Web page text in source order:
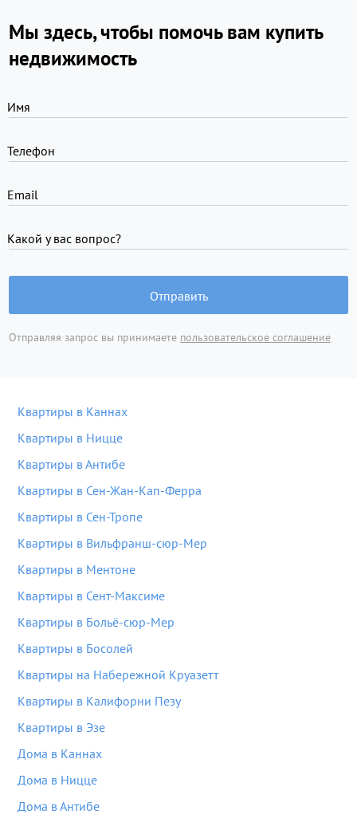
Мы здесь, чтобы помочь вам купить
недвижимость
Имя
Телефон
Email
Какой у вас вопрос?
Отправить
Отправляя запрос вы принимаете пользовательское соглашение
Квартиры в Каннах
Квартиры в Ницце
Квартиры в Антибе
Квартиры в Сен-Жан-Кап-Ферра
Квартиры в Сен-Тропе
Квартиры в Вильфранш-сюр-Мер
Квартиры в Ментоне
Квартиры в Сент-Максиме
Квартиры в Больё-сюр-Мер
Квартиры в Босолей
Квартиры на Набережной Круазетт
Квартиры в Калифорни Пезу
Квартиры в Эзе
Дома в Каннах
Дома в Ницце
Дома в Антибе